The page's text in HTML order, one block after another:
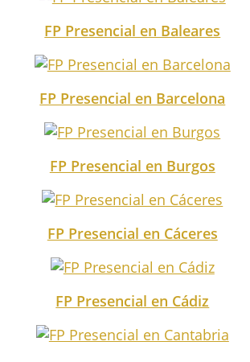
FP Presencial en Baleares
FP Presencial en Barcelona
FP Presencial en Burgos
FP Presencial en Cáceres
FP Presencial en Cádiz